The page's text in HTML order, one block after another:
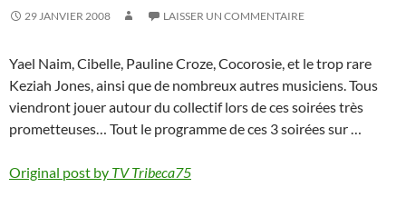
29 JANVIER 2008 LAISSER UN COMMENTAIRE
Yael Naim, Cibelle, Pauline Croze, Cocorosie, et le trop rare
Keziah Jones, ainsi que de nombreux autres musiciens. Tous
viendront jouer autour du collectif lors de ces soirées très
prometteuses… Tout le programme de ces 3 soirées sur …
Original post by TV Tribeca75